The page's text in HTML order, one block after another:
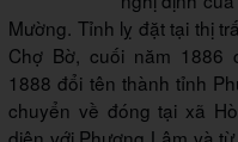
Mường. Tỉnh lỵ đặt tại thị
Chợ Bờ, cuối năm 1886
1888 đổi tên thành tỉnh
chuyển về đóng tại xã